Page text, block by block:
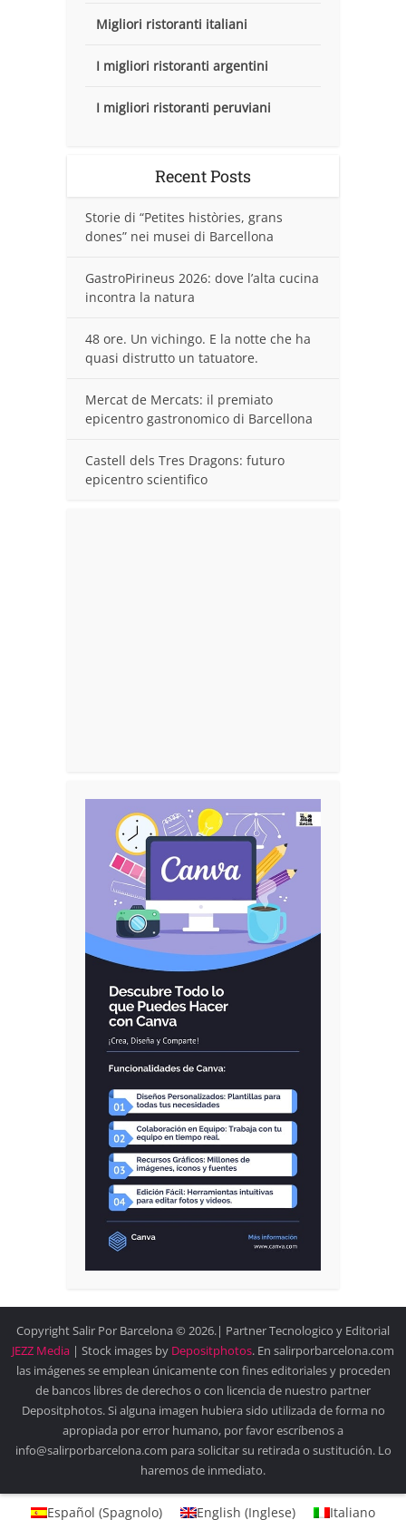
Migliori ristoranti italiani
I migliori ristoranti argentini
I migliori ristoranti peruviani
Recent Posts
Storie di “Petites històries, grans
dones” nei musei di Barcellona
GastroPirineus 2026: dove l’alta cucina
incontra la natura
48 ore. Un vichingo. E la notte che ha
quasi distrutto un tatuatore.
Mercat de Mercats: il premiato
epicentro gastronomico di Barcellona
Castell dels Tres Dragons: futuro
epicentro scientifico
Copyright Salir Por Barcelona © 2026.| Partner Tecnologico y Editorial
JEZZ Media | Stock images by Depositphotos. En salirporbarcelona.com
las imágenes se emplean únicamente con fines editoriales y proceden
de bancos libres de derechos o con licencia de nuestro partner
Depositphotos. Si alguna imagen hubiera sido utilizada de forma no
apropiada por error humano, por favor escríbenos a
info@salirporbarcelona.com para solicitar su retirada o sustitución. Lo
haremos de inmediato.
Español (Spagnolo) English (Inglese) Italiano